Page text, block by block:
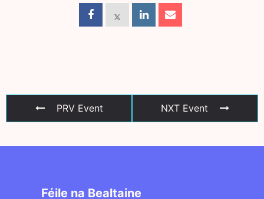
PRV Event NXT Event
Féile na Bealtaine